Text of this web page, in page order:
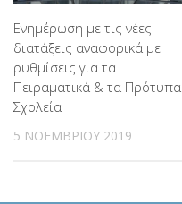
Ενημέρωση με τις νέες
διατάξεις αναφορικά με
ρυθμίσεις για τα
Πειραματικά & τα Πρότυπα
Σχολεία
5 ΝΟΕΜΒΡΊΟΥ 2019